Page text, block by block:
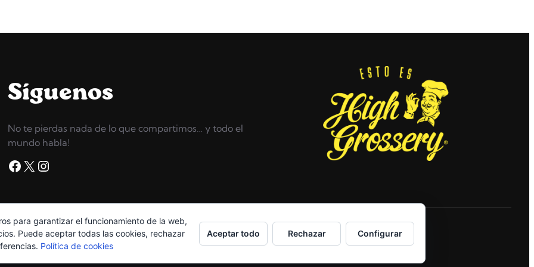
Síguenos
No te pierdas nada de lo que compartimos… y todo el
mundo habla!
Facebook X Instagram
Copyright © 2026High Grossery
para garantizar el funcionamiento de la web,
Puede aceptar todas las cookies, rechazar
Política de cookies
Aceptar todo Rechazar Configurar